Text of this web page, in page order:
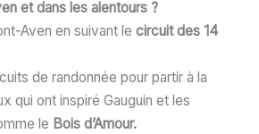
et dans les alentours ?
Aven en suivant le circuit des 14
de randonnée pour partir à la
qui ont inspiré Gauguin et les
le Bois d’Amour.